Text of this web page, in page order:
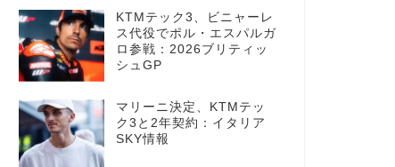
KTMテック3、ビニャーレ
ス代役でポル・エスパルガ
ロ参戦：2026ブリティッ
シュGP
マリーニ決定、KTMテッ
ク3と2年契約：イタリア
SKY情報